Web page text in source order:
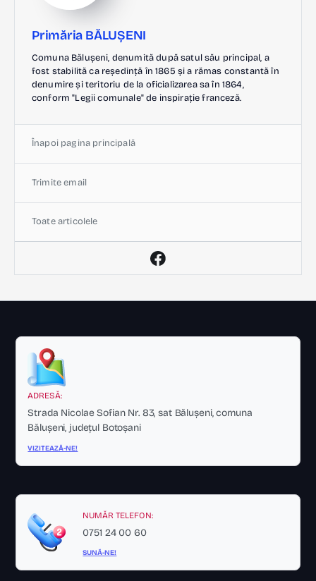
Primăria BĂLUȘENI
Comuna Bălușeni, denumită după satul său principal, a
fost stabilită ca reședință în 1865 și a rămas constantă în
denumire și teritoriu de la oficializarea sa în 1864,
conform "Legii comunale" de inspirație franceză.
Înapoi pagina principală
Trimite email
Toate articolele
ADRESĂ:
Strada Nicolae Sofian Nr. 83, sat Bălușeni, comuna
Bălușeni, județul Botoșani
VIZITEAZĂ-NE!
NUMĂR TELEFON:
0751 24 00 60
SUNĂ-NE!